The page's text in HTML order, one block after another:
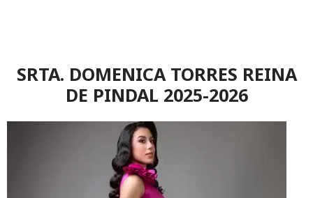
SRTA. DOMENICA TORRES REINA
DE PINDAL 2025-2026